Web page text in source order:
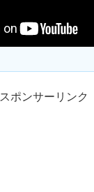
スポンサーリンク